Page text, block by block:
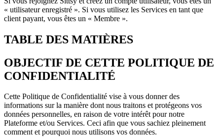
« utilisateur enregistré ». Si vous utilisez les Services en tant que
client payant, vous êtes un « Membre ».
TABLE DES MATIÈRES
OBJECTIF DE CETTE POLITIQUE DE
CONFIDENTIALITÉ
Cette Politique de Confidentialité vise à vous donner des
informations sur la manière dont nous traitons et protégeons vos
données personnelles, en raison de votre intérêt pour notre
Plateforme et/ou Services. Ceci afin que vous sachiez pleinement
comment et pourquoi nous utilisons vos données.